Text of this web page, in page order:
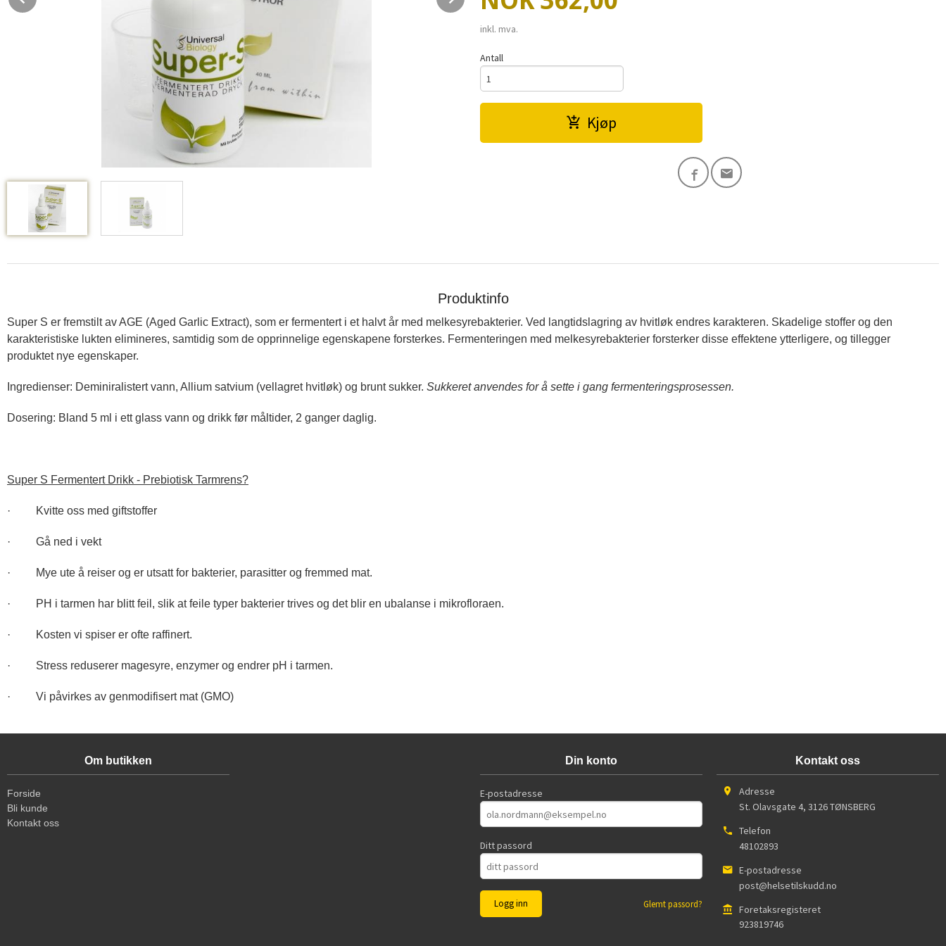
inkl. mva.
Antall
Kjøp
Produktinfo
Super S er fremstilt av AGE (Aged Garlic Extract), som er fermentert i et halvt år med melkesyrebakterier. Ved langtidslagring av hvitløk endres karakteren. Skadelige stoffer og den
karakteristiske lukten elimineres, samtidig som de opprinnelige egenskapene forsterkes. Fermenteringen med melkesyrebakterier forsterker disse effektene ytterligere, og tillegger
produktet nye egenskaper.
Ingredienser: Deminiralistert vann, Allium satvium (vellagret hvitløk) og brunt sukker. Sukkeret anvendes for å sette i gang fermenteringsprosessen.
Dosering: Bland 5 ml i ett glass vann og drikk før måltider, 2 ganger daglig.
Super S Fermentert Drikk - Prebiotisk Tarmrens?
· Kvitte oss med giftstoffer
· Gå ned i vekt
· Mye ute å reiser og er utsatt for bakterier, parasitter og fremmed mat.
· PH i tarmen har blitt feil, slik at feile typer bakterier trives og det blir en ubalanse i mikrofloraen.
· Kosten vi spiser er ofte raffinert.
· Stress reduserer magesyre, enzymer og endrer pH i tarmen.
· Vi påvirkes av genmodifisert mat (GMO)
Om butikken
Forside
Bli kunde
Kontakt oss
Din konto
E-postadresse
Ditt passord
Glemt passord?
Kontakt oss
Adresse
St. Olavsgate 4, 3126TØNSBERG
Telefon
48102893
E-postadresse
post@helsetilskudd.no
Foretaksregisteret
923819746